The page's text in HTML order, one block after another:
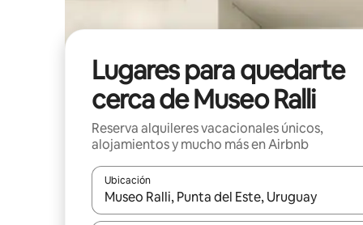
Lugares para quedarte
cerca de Museo Ralli
Reserva alquileres vacacionales únicos,
alojamientos y mucho más en Airbnb
Ubicación
Cuando los resultados estén disponibles,